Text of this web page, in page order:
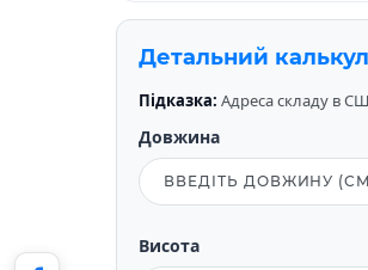
Детальний
Підказка: Адреса складу в
Довжина
Висота